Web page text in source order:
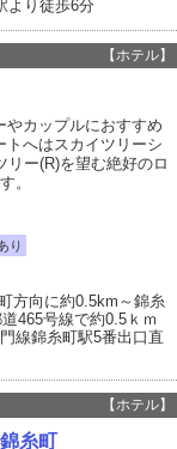
より徒歩6分
【ホテル】
カップルにおすすめ
へはスカイツリーシ
リー(R)を望む絶好のロ
。
り
方向に約0.5km～錦糸
465号線で約0.5ｋｍ
線錦糸町駅5番出口直
【ホテル】
糸町